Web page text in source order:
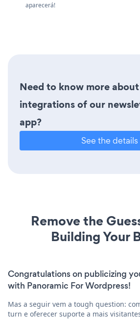
aparecerá!
Need to know more
integrations of our
app?
See the details
Remove the
Building Your
Congratulations on publicizing
with Panoramic For Wordpress!
Mas a seguir vem a tough question:
turn e oferecer suporte a mais